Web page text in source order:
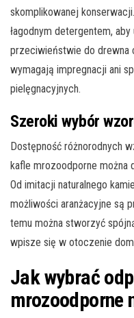
skomplikowanej
łagodnym detergentem,
przeciwieństwie do drewna
wymagają impregnacji ani
pielęgnacyjnych.
Szeroki wybór
Dostępność różnorodnych
kafle mrozoodporne można
Od imitacji naturalnego
możliwości aranżacyjne są
temu można stworzyć
wpisze się w otoczenie
Jak wybrać
mrozoodporne